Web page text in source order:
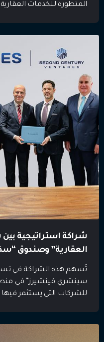
المتطورة للخدمات
الاصطناعي لمتخصصي
شراكة استراتيجية
العقارية” وصندوق
أبوظبي لتعزيز تبنّي
النمو
تُسهم هذه الشراكة في
سينشري فينشيرز” في
للشركات التي يستثمر